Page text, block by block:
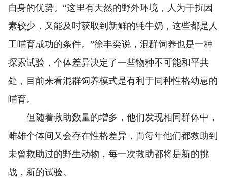
自身的优势。“这里有天然的野外环境，人为干扰因
素较少，又能及时获取到新鲜的牦牛奶，这些都是人
工哺育成功的条件。”徐丰奕说，混群饲养也是一种
探索试验，个体差异决定了一些物种不可能和平共
处，目前来看混群饲养模式是有利于同种性格幼崽的
哺育。
但随着救助数量的增多，他们发现相同群体中，
雌雄个体间又会存在性格差异，而每年他们都救助到
未曾救助过的野生动物，每一次救助都将是新的挑
战，新的试验。